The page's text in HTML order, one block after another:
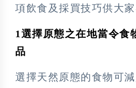
項飲食及採買技巧供大家
1選擇原態之在地當令食
品
選擇天然原態的食物可